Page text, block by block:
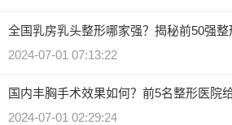
全国乳房乳头整形哪家强？揭秘前50强整
2024-07-01 07:13:22
国内丰胸手术效果如何？前5名整形医院
2024-07-01 02:29:24